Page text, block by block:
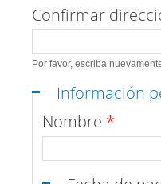
Confirmar
Por favor, escriba
Ocultar
Información
Nombre *